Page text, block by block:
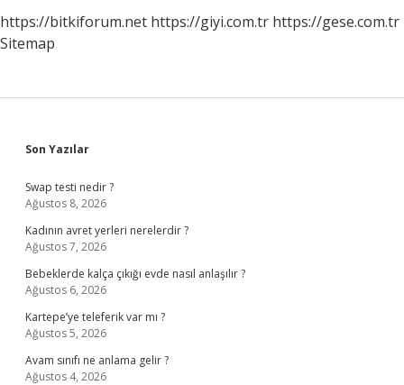
https://bitkiforum.net https://giyi.com.tr https://gese.com.tr
Sitemap
Sidebar
Son Yazılar
Swap testi nedir ?
Ağustos 8, 2026
Kadının avret yerleri nerelerdir ?
Ağustos 7, 2026
Bebeklerde kalça çıkığı evde nasıl anlaşılır ?
Ağustos 6, 2026
Kartepe’ye teleferik var mı ?
Ağustos 5, 2026
Avam sınıfı ne anlama gelir ?
Ağustos 4, 2026